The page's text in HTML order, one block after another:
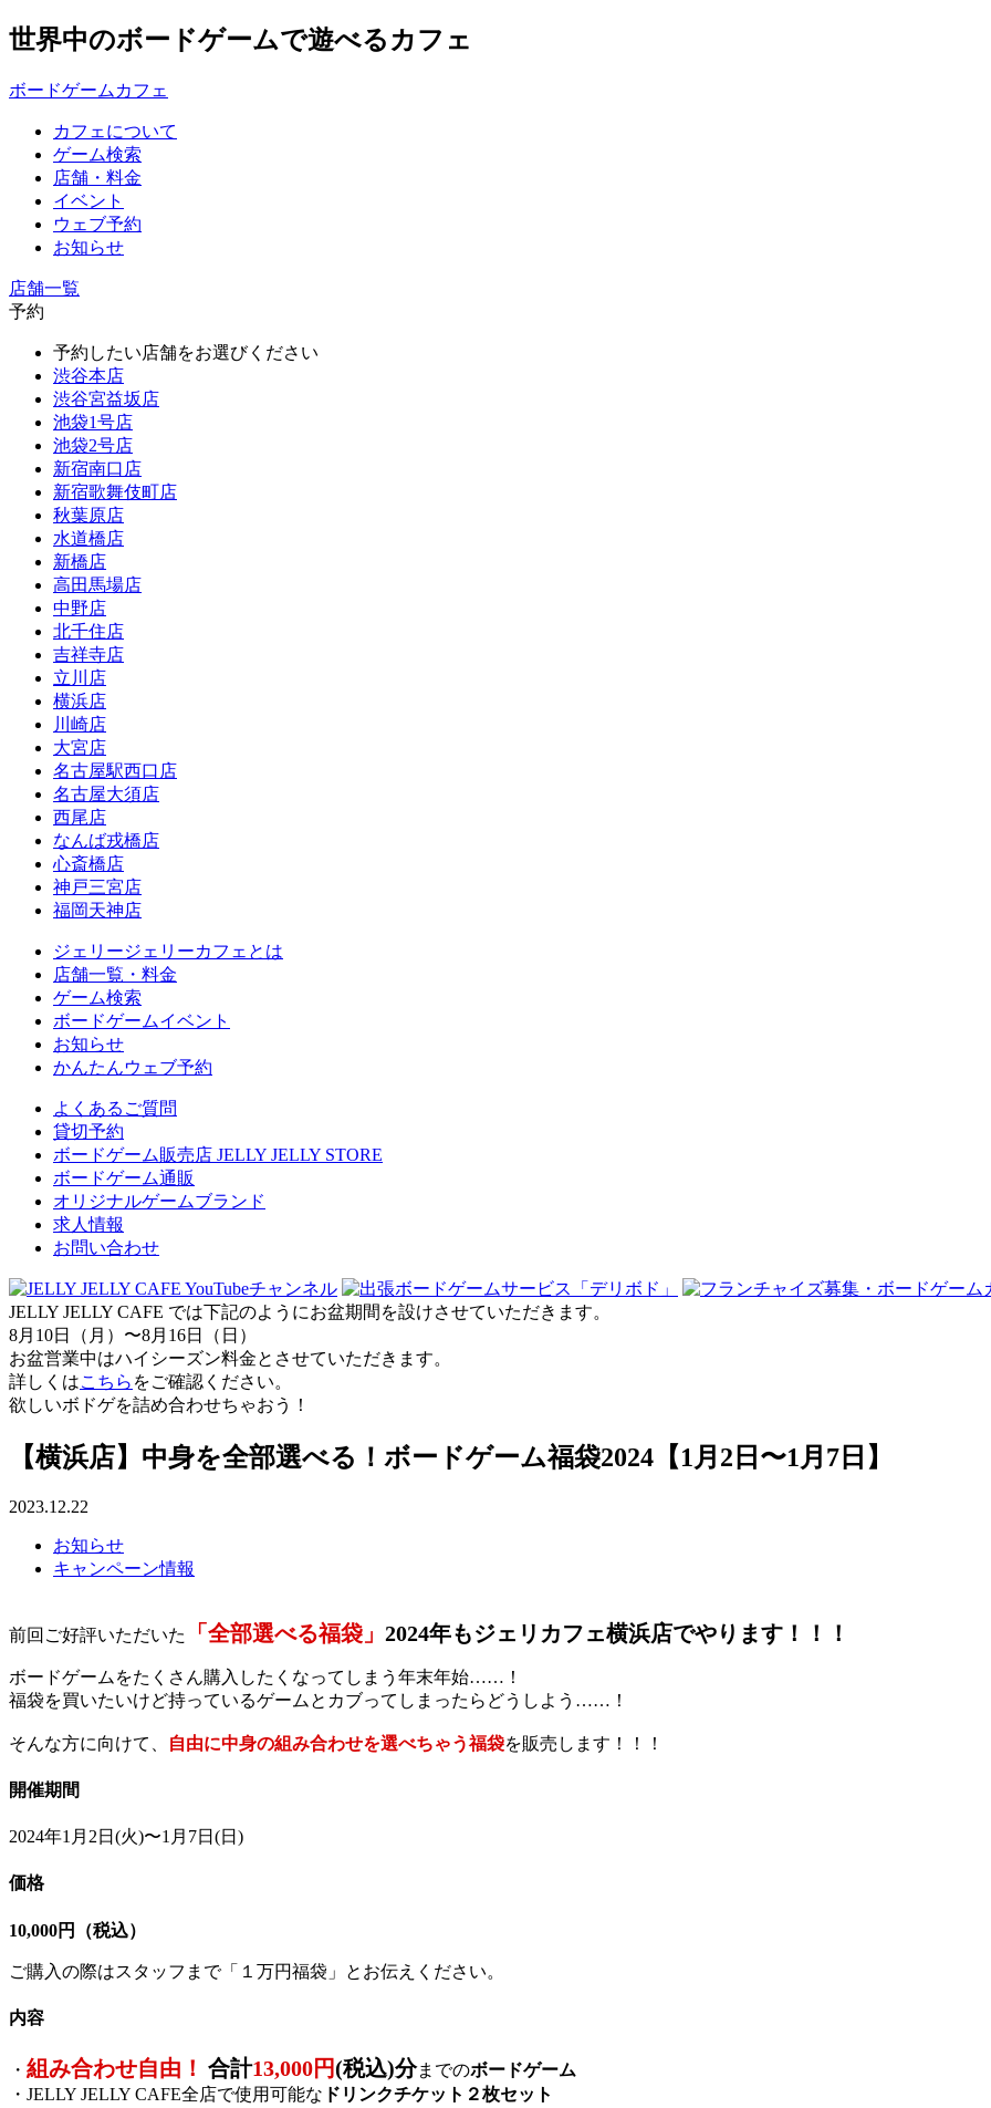
世界中のボードゲームで遊べるカフェ
ボードゲームカフェ
カフェについて
ゲーム検索
店舗・料金
イベント
ウェブ予約
お知らせ
店舗一覧
予約
予約したい店舗をお選びください
渋谷本店
渋谷宮益坂店
池袋1号店
池袋2号店
新宿南口店
新宿歌舞伎町店
秋葉原店
水道橋店
新橋店
高田馬場店
中野店
北千住店
吉祥寺店
立川店
横浜店
川崎店
大宮店
名古屋駅西口店
名古屋大須店
西尾店
なんば戎橋店
心斎橋店
神戸三宮店
福岡天神店
ジェリージェリーカフェとは
店舗一覧・料金
ゲーム検索
ボードゲームイベント
お知らせ
かんたんウェブ予約
よくあるご質問
貸切予約
ボードゲーム販売店 JELLY JELLY STORE
ボードゲーム通販
オリジナルゲームブランド
求人情報
お問い合わせ
JELLY JELLY CAFE では下記のようにお盆期間を設けさせていただきます。
8月10日（月）〜8月16日（日）
お盆営業中はハイシーズン料金とさせていただきます。
詳しくはこちら をご確認ください。
欲しいボドゲを詰め合わせちゃおう！
【横浜店】中身を全部選べる！ボードゲーム福袋2024【1月2日〜1月7日】
2023.12.22
お知らせ
キャンペーン情報
前回ご好評いただいた 「全部選べる福袋」 2024年もジェリカフェ横浜店でやります！！！
ボードゲームをたくさん購入したくなってしまう年末年始……！
福袋を買いたいけど持っているゲームとカブってしまったらどうしよう……！
そんな方に向けて、 自由に中身の組み合わせを選べちゃう福袋を販売します！！！
開催期間
2024年1月2日(火)〜1月7日(日)
価格
10,000円（税込）
ご購入の際はスタッフまで「１万円福袋」とお伝えください。
内容
・ 組み合わせ自由！ 合計13,000円(税込)分までのボードゲーム
・JELLY JELLY CAFE全店で使用可能な ドリンクチケット２枚セット